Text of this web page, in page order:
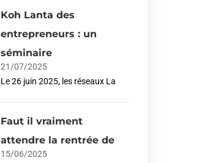
Koh Lanta des
entrepreneurs : un
séminaire
21/07/2025
Le 26 juin 2025, les réseaux La
Faut il vraiment
attendre la rentrée de
15/06/2025